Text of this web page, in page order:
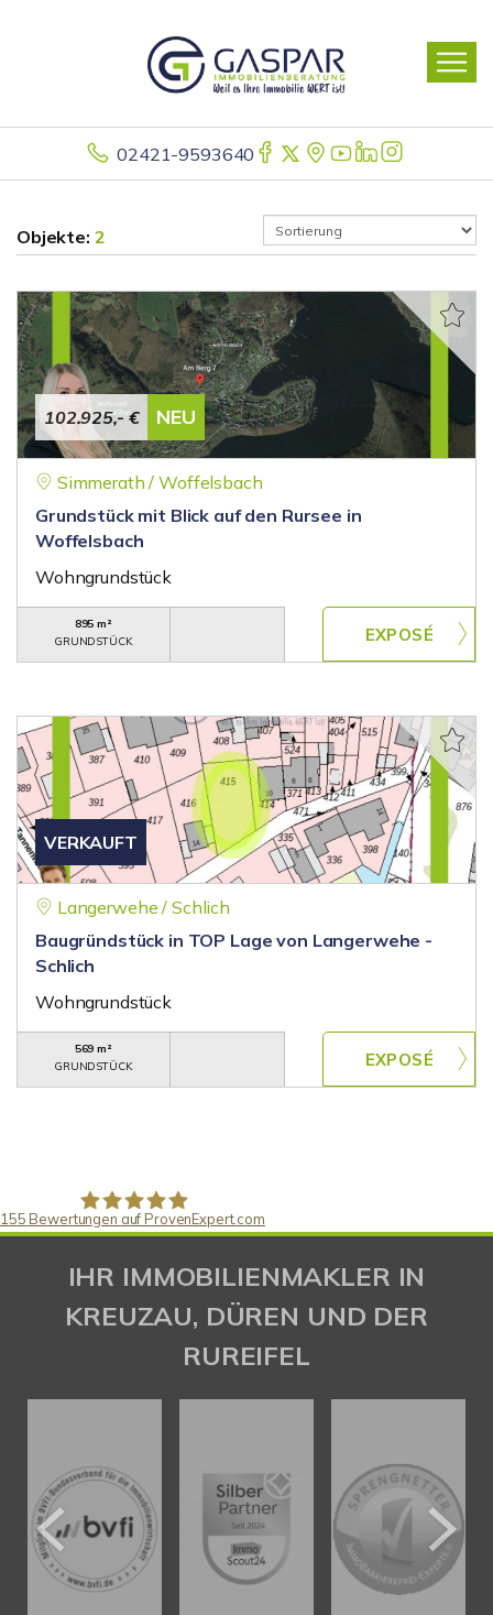
02421-9593640
Objekte: 2
102.925,- € NEU
Simmerath / Woffelsbach
Grundstück mit Blick auf den Rursee in
Woffelsbach
Wohngrundstück
895 m²
GRUNDSTÜCK
VERKAUFT
Langerwehe / Schlich
Baugründstück in TOP Lage von Langerwehe -
Schlich
Wohngrundstück
569 m²
GRUNDSTÜCK
Gaspar Immobilienberatung
155 Bewertungen auf ProvenExpert.com
IHR IMMOBILIENMAKLER IN
KREUZAU, DÜREN UND DER
RUREIFEL